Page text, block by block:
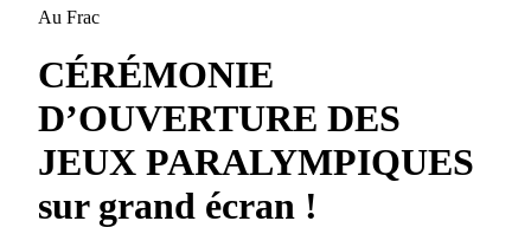
Au Frac
CÉRÉMONIE
D’OUVERTURE DES
JEUX PARALYMPIQUES
sur grand écran !